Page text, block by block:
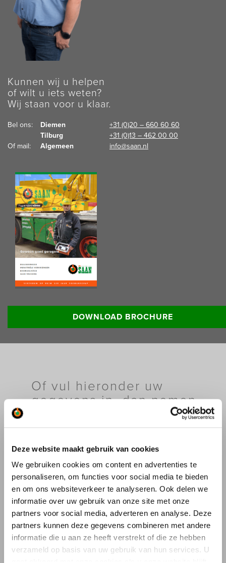
Deze website maakt gebruik van cookies
We gebruiken cookies om content en advertenties te
personaliseren, om functies voor social media te bieden
en om ons websiteverkeer te analyseren. Ook delen we
informatie over uw gebruik van onze site met onze
partners voor social media, adverteren en analyse. Deze
partners kunnen deze gegevens combineren met andere
informatie die u aan ze heeft verstrekt of die ze hebben
verzameld op basis van uw gebruik van hun services. U
Kunnen wij u helpen
of wilt u iets weten?
Wij staan voor u klaar.
Bel ons: Diemen
+31 (0)20 – 660 60 60
Tilburg
+31 (0)13 – 462 00 00
Of mail:
Algemeen info@saan.nl
Lees meer informatie:DOWNLOAD BROCHURE
Of vul hieronder uw
gegevens in, dan nemen
wij contact met u op.
Ik wil informatie over:
Kraanverhuur
Industriële verhuizingen
Specifieke Verhuizingen
Bouwlogistiek
Autolaadkranen
Drones
Saan Museum
Overig (vul hieronder in)